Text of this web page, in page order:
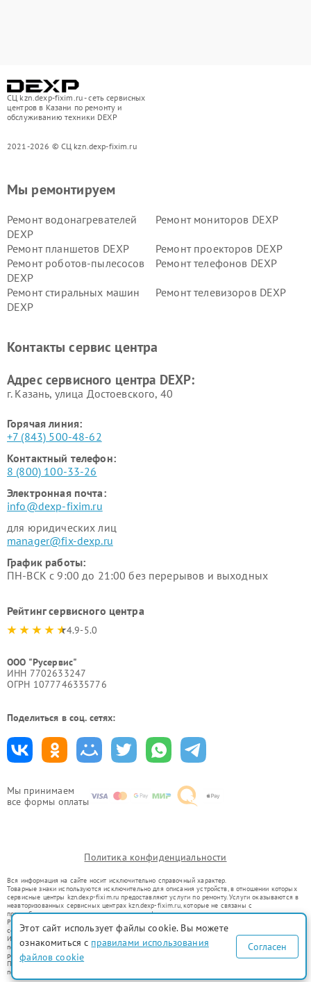
СЦ kzn.dexp-fixim.ru - сеть сервисных
центров в Казани по ремонту и
обслуживанию техники DEXP
2021-2026 © СЦ kzn.dexp-fixim.ru
Мы принимаем
все формы оплаты
Мы ремонтируем
Ремонт водонагревателей
DEXP
Ремонт мониторов DEXP
Ремонт планшетов DEXP
Ремонт проекторов DEXP
Ремонт роботов-пылесосов
DEXP
Ремонт телефонов DEXP
Ремонт стиральных машин
DEXP
Ремонт телевизоров DEXP
Ремонт серверов DEXP
Ремонт мини пк DEXP
Контакты сервис центра
Адрес сервисного центра DEXP:
г. Казань, улица Достоевского, 40
Горячая линия:
+7 (843) 500-48-62
Контактный телефон:
8 (800) 100-33-26
Электронная почта:
info@dexp-fixim.ru
для юридических лиц
manager@fix-dexp.ru
График работы:
ПН-ВСК с 9:00 до 21:00 без перерывов и выходных
Рейтинг сервисного центра
4.9-5.0
ООО "Русервис"
ИНН 7702633247
ОГРН 1077746335776
Поделиться в соц. сетях:
Политика конфиденциальности
Вся информация на сайте носит исключительно справочный характер.
Товарные знаки используются исключительно для описания устройств, в отношении которых
сервисные центры kzn.dexp-fixim.ru предоставляют услуги по ремонту. Услуги оказываются в
неавторизованных сервисных центрах kzn.dexp-fixim.ru, которые не связаны с
правообладателями товарных знаков или их официальными представителями.
Ремонт осуществляется для устройств, уже введенных в гражданский оборот в соответствии
со статьей 1487 ГК РФ.
Использование товарных знаков не преследует цели индивидуализации услуг или введения
потребителей в заблуждение, а служит для информирования о предоставляемых услугах по
ремонту техники указанных брендов.
Представленная на сайте информация не является публичной офертой, определяемой
положениями Статьи 437(2) Гражданского кодекса РФ
Этот сайт использует файлы cookie. Вы можете
ознакомиться с правилами использования
файлов cookie
Согласен